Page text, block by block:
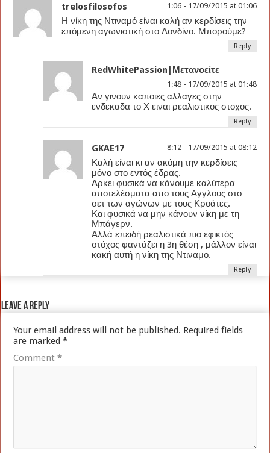
trelosfilosofos 1:06 - 17/09/2015 at 01:06
Η νίκη της Ντιναμό είναι καλή αν κερδίσεις την
επόμενη αγωνιστική στο Λονδίνο. Μπορούμε?
Reply
RedWhitePassion|Μετανοείτε
1:48 - 17/09/2015 at 01:48
Αν γινουν καποιες αλλαγες στην
ενδεκαδα το Χ ειναι ρεαλιστικος στοχος.
Reply
GKAE17 8:12 - 17/09/2015 at 08:12
Καλή είναι κι αν ακόμη την κερδίσεις
μόνο στο εντός έδρας.
Αρκει φυσικά να κάνουμε καλύτερα
αποτελέσματα απο τους Αγγλους στο
σετ των αγώνων με τους Κροάτες.
Και φυσικά να μην κάνουν νίκη με τη
Μπάγερν.
Αλλά επειδή ρεαλιστικά πιο εφικτός
στόχος φαντάζει η 3η θέση , μάλλον είναι
κακή αυτή η νίκη της Ντιναμο.
Reply
Leave a Reply
Your email address will not be published. Required fields
are marked*
Comment*